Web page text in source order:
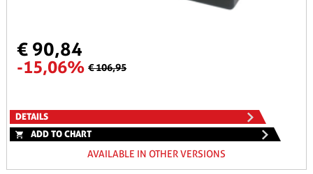
€ 90,84
-15,06% € 106,95
DETAILS
ADD TO CHART
AVAILABLE IN OTHER VERSIONS